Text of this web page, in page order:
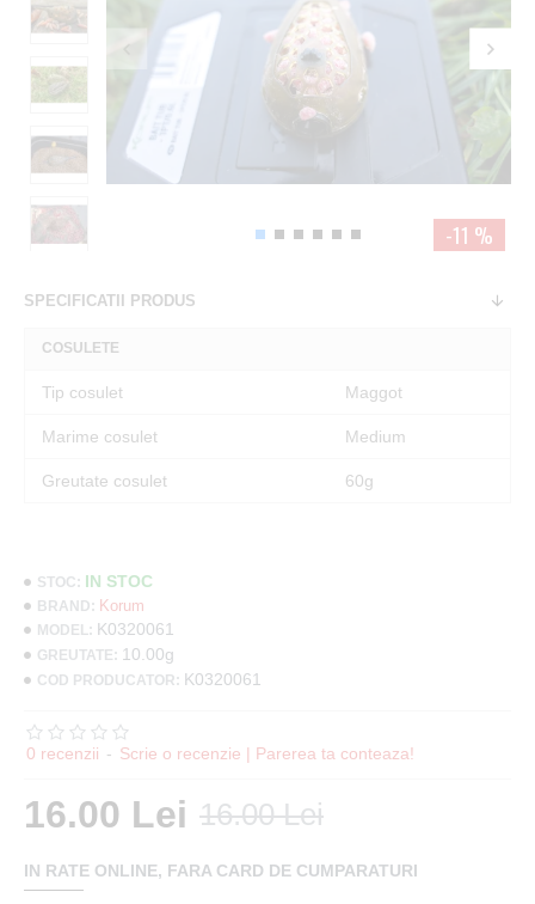
-11 %
SPECIFICATII PRODUS
COSULETE
Tip cosulet Maggot
Marime cosulet Medium
Greutate cosulet 60g
STOC: IN STOC
BRAND: Korum
MODEL: K0320061
GREUTATE: 10.00g
COD PRODUCATOR: K0320061
0 recenzii - Scrie o recenzie | Parerea ta conteaza!
16.00 Lei
16.00 Lei
IN RATE ONLINE, FARA CARD DE CUMPARATURI